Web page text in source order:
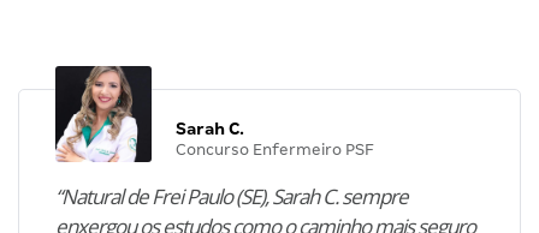
Sarah C.
Concurso Enfermeiro PSF
“Natural de Frei Paulo (SE), Sarah C. sempre
enxergou os estudos como o caminho mais seguro